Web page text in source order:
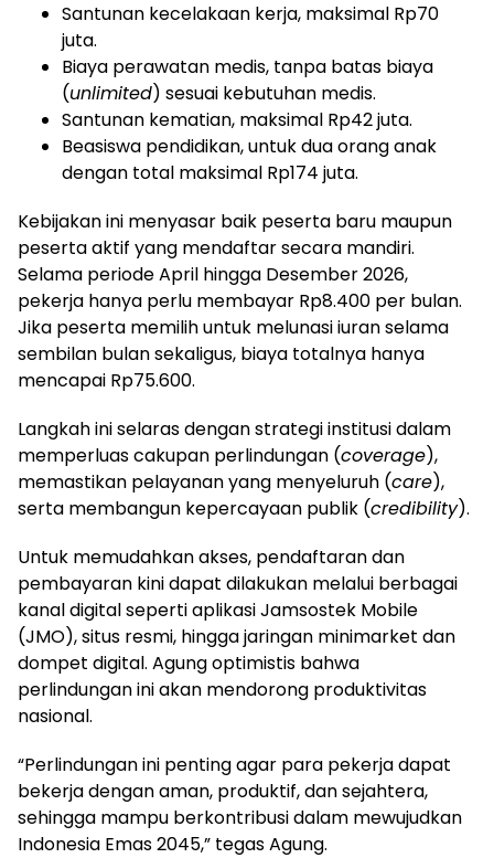
Santunan kecelakaan kerja, maksimal Rp70
juta.
Biaya perawatan medis, tanpa batas biaya
(unlimited) sesuai kebutuhan medis.
Santunan kematian, maksimal Rp42 juta.
Beasiswa pendidikan, untuk dua orang anak
dengan total maksimal Rp174 juta.
Kebijakan ini menyasar baik peserta baru maupun
peserta aktif yang mendaftar secara mandiri.
Selama periode April hingga Desember 2026,
pekerja hanya perlu membayar Rp8.400 per bulan.
Jika peserta memilih untuk melunasi iuran selama
sembilan bulan sekaligus, biaya totalnya hanya
mencapai Rp75.600.
Langkah ini selaras dengan strategi institusi dalam
memperluas cakupan perlindungan (coverage),
memastikan pelayanan yang menyeluruh (care),
serta membangun kepercayaan publik (credibility).
Untuk memudahkan akses, pendaftaran dan
pembayaran kini dapat dilakukan melalui berbagai
kanal digital seperti aplikasi Jamsostek Mobile
(JMO), situs resmi, hingga jaringan minimarket dan
dompet digital. Agung optimistis bahwa
perlindungan ini akan mendorong produktivitas
nasional.
“Perlindungan ini penting agar para pekerja dapat
bekerja dengan aman, produktif, dan sejahtera,
sehingga mampu berkontribusi dalam mewujudkan
Indonesia Emas 2045,” tegas Agung.